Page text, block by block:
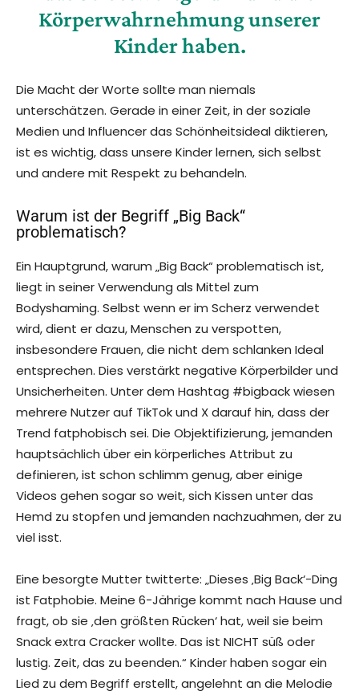
Körperwahrnehmung unserer
Kinder haben.
Die Macht der Worte sollte man niemals
unterschätzen. Gerade in einer Zeit, in der soziale
Medien und Influencer das Schönheitsideal diktieren,
ist es wichtig, dass unsere Kinder lernen, sich selbst
und andere mit Respekt zu behandeln.
Warum ist der Begriff „Big Back“
problematisch?
Ein Hauptgrund, warum „Big Back“ problematisch ist,
liegt in seiner Verwendung als Mittel zum
Bodyshaming. Selbst wenn er im Scherz verwendet
wird, dient er dazu, Menschen zu verspotten,
insbesondere Frauen, die nicht dem schlanken Ideal
entsprechen. Dies verstärkt negative Körperbilder und
Unsicherheiten. Unter dem Hashtag #bigback wiesen
mehrere Nutzer auf TikTok und X darauf hin, dass der
Trend fatphobisch sei. Die Objektifizierung, jemanden
hauptsächlich über ein körperliches Attribut zu
definieren, ist schon schlimm genug, aber einige
Videos gehen sogar so weit, sich Kissen unter das
Hemd zu stopfen und jemanden nachzuahmen, der zu
viel isst.
Eine besorgte Mutter twitterte: „Dieses ‚Big Back‘-Ding
ist Fatphobie. Meine 6-Jährige kommt nach Hause und
fragt, ob sie ‚den größten Rücken‘ hat, weil sie beim
Snack extra Cracker wollte. Das ist NICHT süß oder
lustig. Zeit, das zu beenden.“ Kinder haben sogar ein
Lied zu dem Begriff erstellt, angelehnt an die Melodie